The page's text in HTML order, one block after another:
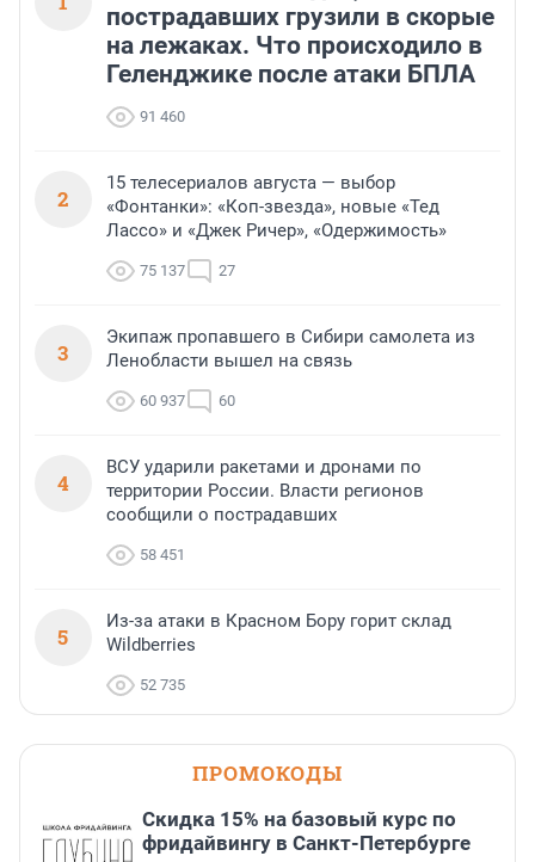
пострадавших грузили в скорые
на лежаках. Что происходило в
Геленджике после атаки БПЛА
91 460
2
15 телесериалов августа — выбор
«Фонтанки»: «Коп-звезда», новые «Тед
Лассо» и «Джек Ричер», «Одержимость»
75 137 27
3
Экипаж пропавшего в Сибири самолета из
Ленобласти вышел на связь
60 937 60
4
ВСУ ударили ракетами и дронами по
территории России. Власти регионов
сообщили о пострадавших
58 451
5
Из-за атаки в Красном Бору горит склад
Wildberries
52 735
ПРОМОКОДЫ
Скидка 15% на базовый курс по
фридайвингу в Санкт-Петербурге